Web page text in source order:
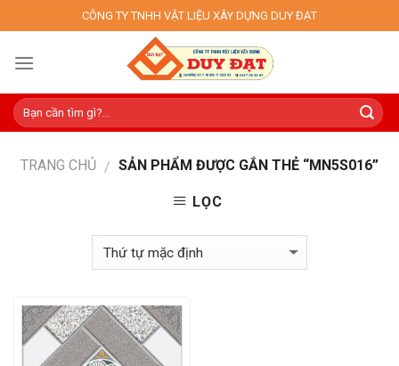
to
content
CÔNG TY TNHH VẬT LIỆU XÂY DỰNG DUY ĐẠT
TRANG CHỦ / SẢN PHẨM ĐƯỢC GẮN THẺ “MN5S016”
LỌC